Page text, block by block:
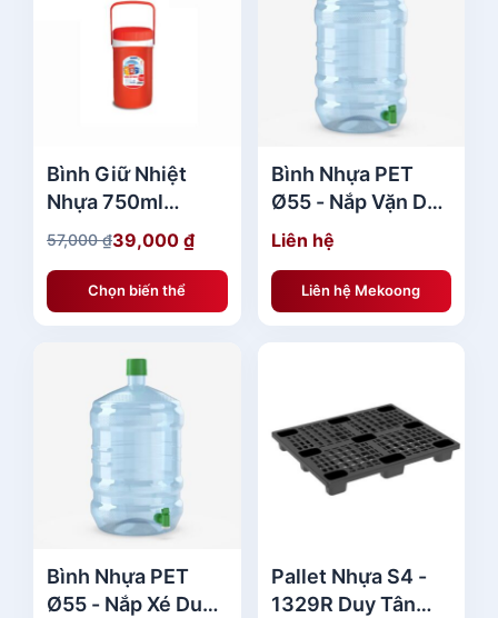
Bình Giữ Nhiệt
Nhựa 750ml
No.1055 Duy Tân
giá tốt
57,000₫
G
i
á
0
0
39,000 ₫
G
i
á
:
3
Chọn biến thể
Bình Nhựa PET
Ø55 - Nắp Vặn Duy
Tân Giá Rẻ
Liên hệ
Liên hệ Mekoong
Bình Nhựa PET
Ø55 - Nắp Xé Duy
Pallet Nhựa S4 -
1329R Duy Tân